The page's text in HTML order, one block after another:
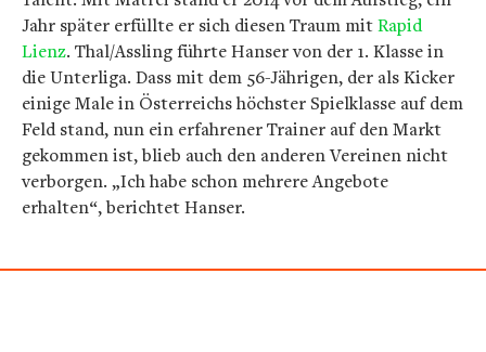
Jahr später erfüllte er sich diesen Traum mitRapid
Lienz. Thal/Assling führte Hanser von der 1. Klasse in
die Unterliga. Dass mit dem 56-Jährigen, der als Kicker
einige Male in Österreichs höchster Spielklasse auf dem
Feld stand, nun ein erfahrener Trainer auf den Markt
gekommen ist, blieb auch den anderen Vereinen nicht
verborgen. „Ich habe schon mehrere Angebote
erhalten“, berichtet Hanser.